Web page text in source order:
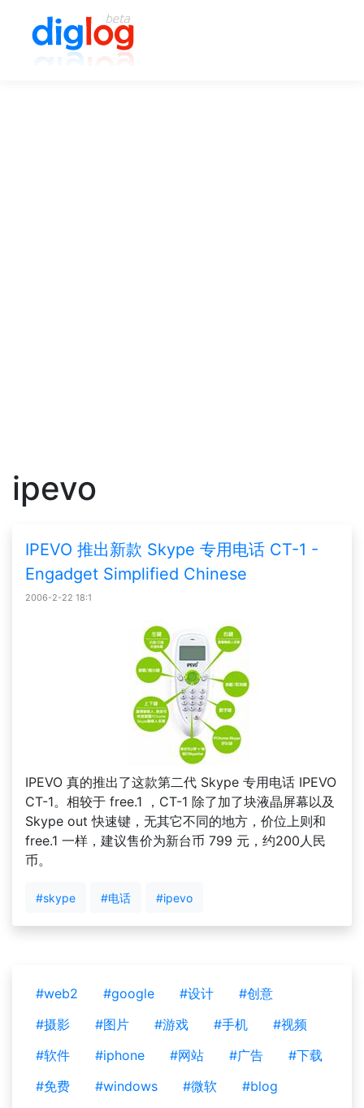
ipevo
IPEVO 推出新款 Skype 专用电话 CT-1 -
Engadget Simplified Chinese
2006-2-22 18:1
IPEVO 真的推出了这款第二代 Skype 专用电话 IPEVO
CT-1。相较于 free.1 ，CT-1 除了加了块液晶屏幕以及
Skype out 快速键，无其它不同的地方，价位上则和
free.1 一样，建议售价为新台币 799 元，约200人民
币。
#skype #电话 #ipevo
#web2 #google #设计
#创意
#摄影
#图片 #游戏 #手机
#视频
#软件
#iphone #网站 #广告
#下载
#免费
#windows #微软
#blog